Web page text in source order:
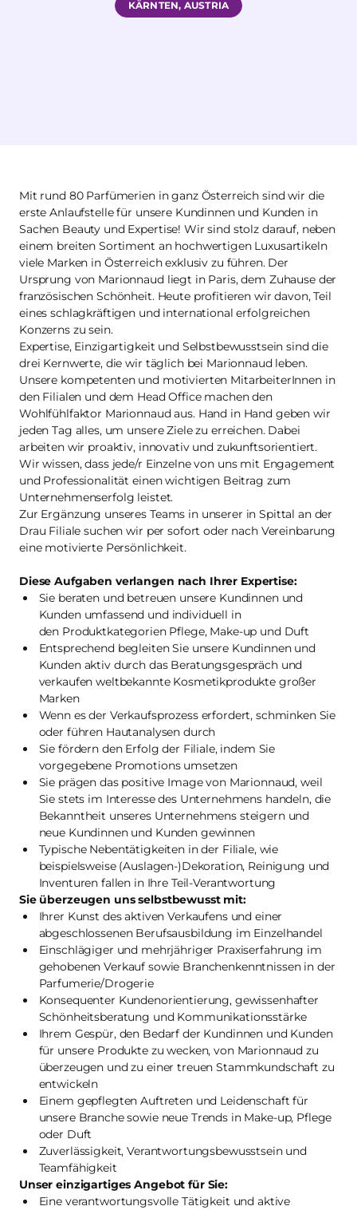
KÄRNTEN, AUSTRIA
Mit rund 80 Parfümerien in ganz Österreich sind wir die
erste Anlaufstelle für unsere Kundinnen und Kunden in
Sachen Beauty und Expertise! Wir sind stolz darauf, neben
einem breiten Sortiment an hochwertigen Luxusartikeln
viele Marken in Österreich exklusiv zu führen. Der
Ursprung von Marionnaud liegt in Paris, dem Zuhause der
französischen Schönheit. Heute profitieren wir davon, Teil
eines schlagkräftigen und international erfolgreichen
Konzerns zu sein.
Expertise, Einzigartigkeit und Selbstbewusstsein sind die
drei Kernwerte, die wir täglich bei Marionnaud leben.
Unsere kompetenten und motivierten MitarbeiterInnen in
den Filialen und dem Head Office machen den
Wohlfühlfaktor Marionnaud aus. Hand in Hand geben wir
jeden Tag alles, um unsere Ziele zu erreichen. Dabei
arbeiten wir proaktiv, innovativ und zukunftsorientiert.
Wir wissen, dass jede/r Einzelne von uns mit Engagement
und Professionalität einen wichtigen Beitrag zum
Unternehmenserfolg leistet.
Zur Ergänzung unseres Teams in unserer in Spittal an der
Drau Filiale suchen wir per sofort oder nach Vereinbarung
eine motivierte Persönlichkeit.
Diese Aufgaben verlangen nach Ihrer Expertise:
Sie beraten und betreuen unsere Kundinnen und
Kunden umfassend und individuell in
den Produktkategorien Pflege, Make-up und Duft
Entsprechend begleiten Sie unsere Kundinnen und
Kunden aktiv durch das Beratungsgespräch und
verkaufen weltbekannte Kosmetikprodukte großer
Marken
Wenn es der Verkaufsprozess erfordert, schminken Sie
oder führen Hautanalysen durch
Sie fördern den Erfolg der Filiale, indem Sie
vorgegebene Promotions umsetzen
Sie prägen das positive Image von Marionnaud, weil
Sie stets im Interesse des Unternehmens handeln, die
Bekanntheit unseres Unternehmens steigern und
neue Kundinnen und Kunden gewinnen
Typische Nebentätigkeiten in der Filiale, wie
beispielsweise (Auslagen-)Dekoration, Reinigung und
Inventuren fallen in Ihre Teil-Verantwortung
Sie überzeugen uns selbstbewusst mit:
Ihrer Kunst des aktiven Verkaufens und einer
abgeschlossenen Berufsausbildung im Einzelhandel
Einschlägiger und mehrjähriger Praxiserfahrung im
gehobenen Verkauf sowie Branchenkenntnissen in der
Parfumerie/Drogerie
Konsequenter Kundenorientierung, gewissenhafter
Schönheitsberatung und Kommunikationsstärke
Ihrem Gespür, den Bedarf der Kundinnen und Kunden
für unsere Produkte zu wecken, von Marionnaud zu
überzeugen und zu einer treuen Stammkundschaft zu
entwickeln
Einem gepflegten Auftreten und Leidenschaft für
unsere Branche sowie neue Trends in Make-up, Pflege
oder Duft
Zuverlässigkeit, Verantwortungsbewusstsein und
Teamfähigkeit
Unser einzigartiges Angebot für Sie:
Eine verantwortungsvolle Tätigkeit und aktive